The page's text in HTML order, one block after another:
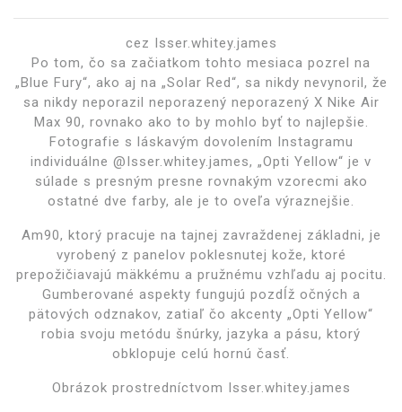
cez Isser.whitey.james
Po tom, čo sa začiatkom tohto mesiaca pozrel na
„Blue Fury“, ako aj na „Solar Red“, sa nikdy nevynoril, že
sa nikdy neporazil neporazený neporazený X Nike Air
Max 90, rovnako ako to by mohlo byť to najlepšie.
Fotografie s láskavým dovolením Instagramu
individuálne @Isser.whitey.james, „Opti Yellow“ je v
súlade s presným presne rovnakým vzorecmi ako
ostatné dve farby, ale je to oveľa výraznejšie.
Am90, ktorý pracuje na tajnej zavraždenej základni, je
vyrobený z panelov poklesnutej kože, ktoré
prepožičiavajú mäkkému a pružnému vzhľadu aj pocitu.
Gumberované aspekty fungujú pozdĺž očných a
pätových odznakov, zatiaľ čo akcenty „Opti Yellow“
robia svoju metódu šnúrky, jazyka a pásu, ktorý
obklopuje celú hornú časť.
Obrázok prostredníctvom Isser.whitey.james